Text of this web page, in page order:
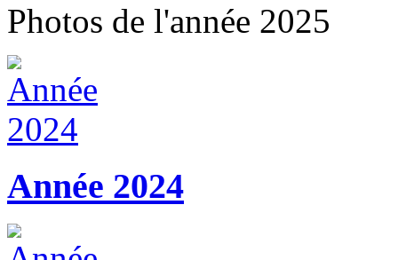
Photos de l'année 2025
Année 2024